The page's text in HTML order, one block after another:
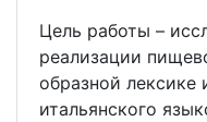
Цель работы –
реализации
образной лексике
итальянского